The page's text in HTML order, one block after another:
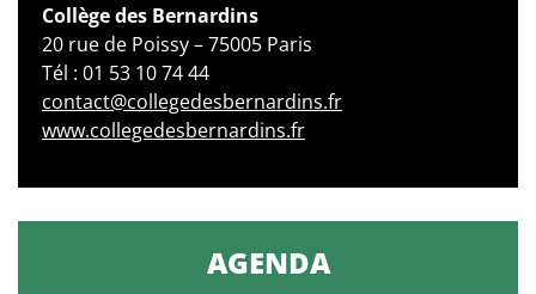
Collège des Bernardins
20 rue de Poissy – 75005 Paris
Tél : 01 53 10 74 44
contact@collegedesbernardins.fr
www.collegedesbernardins.fr
AGENDA